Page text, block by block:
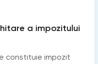
a impozitului
constituie impozit